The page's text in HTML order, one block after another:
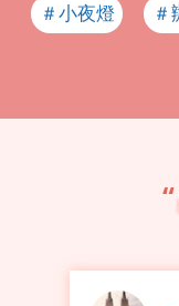
＃小夜燈 ＃